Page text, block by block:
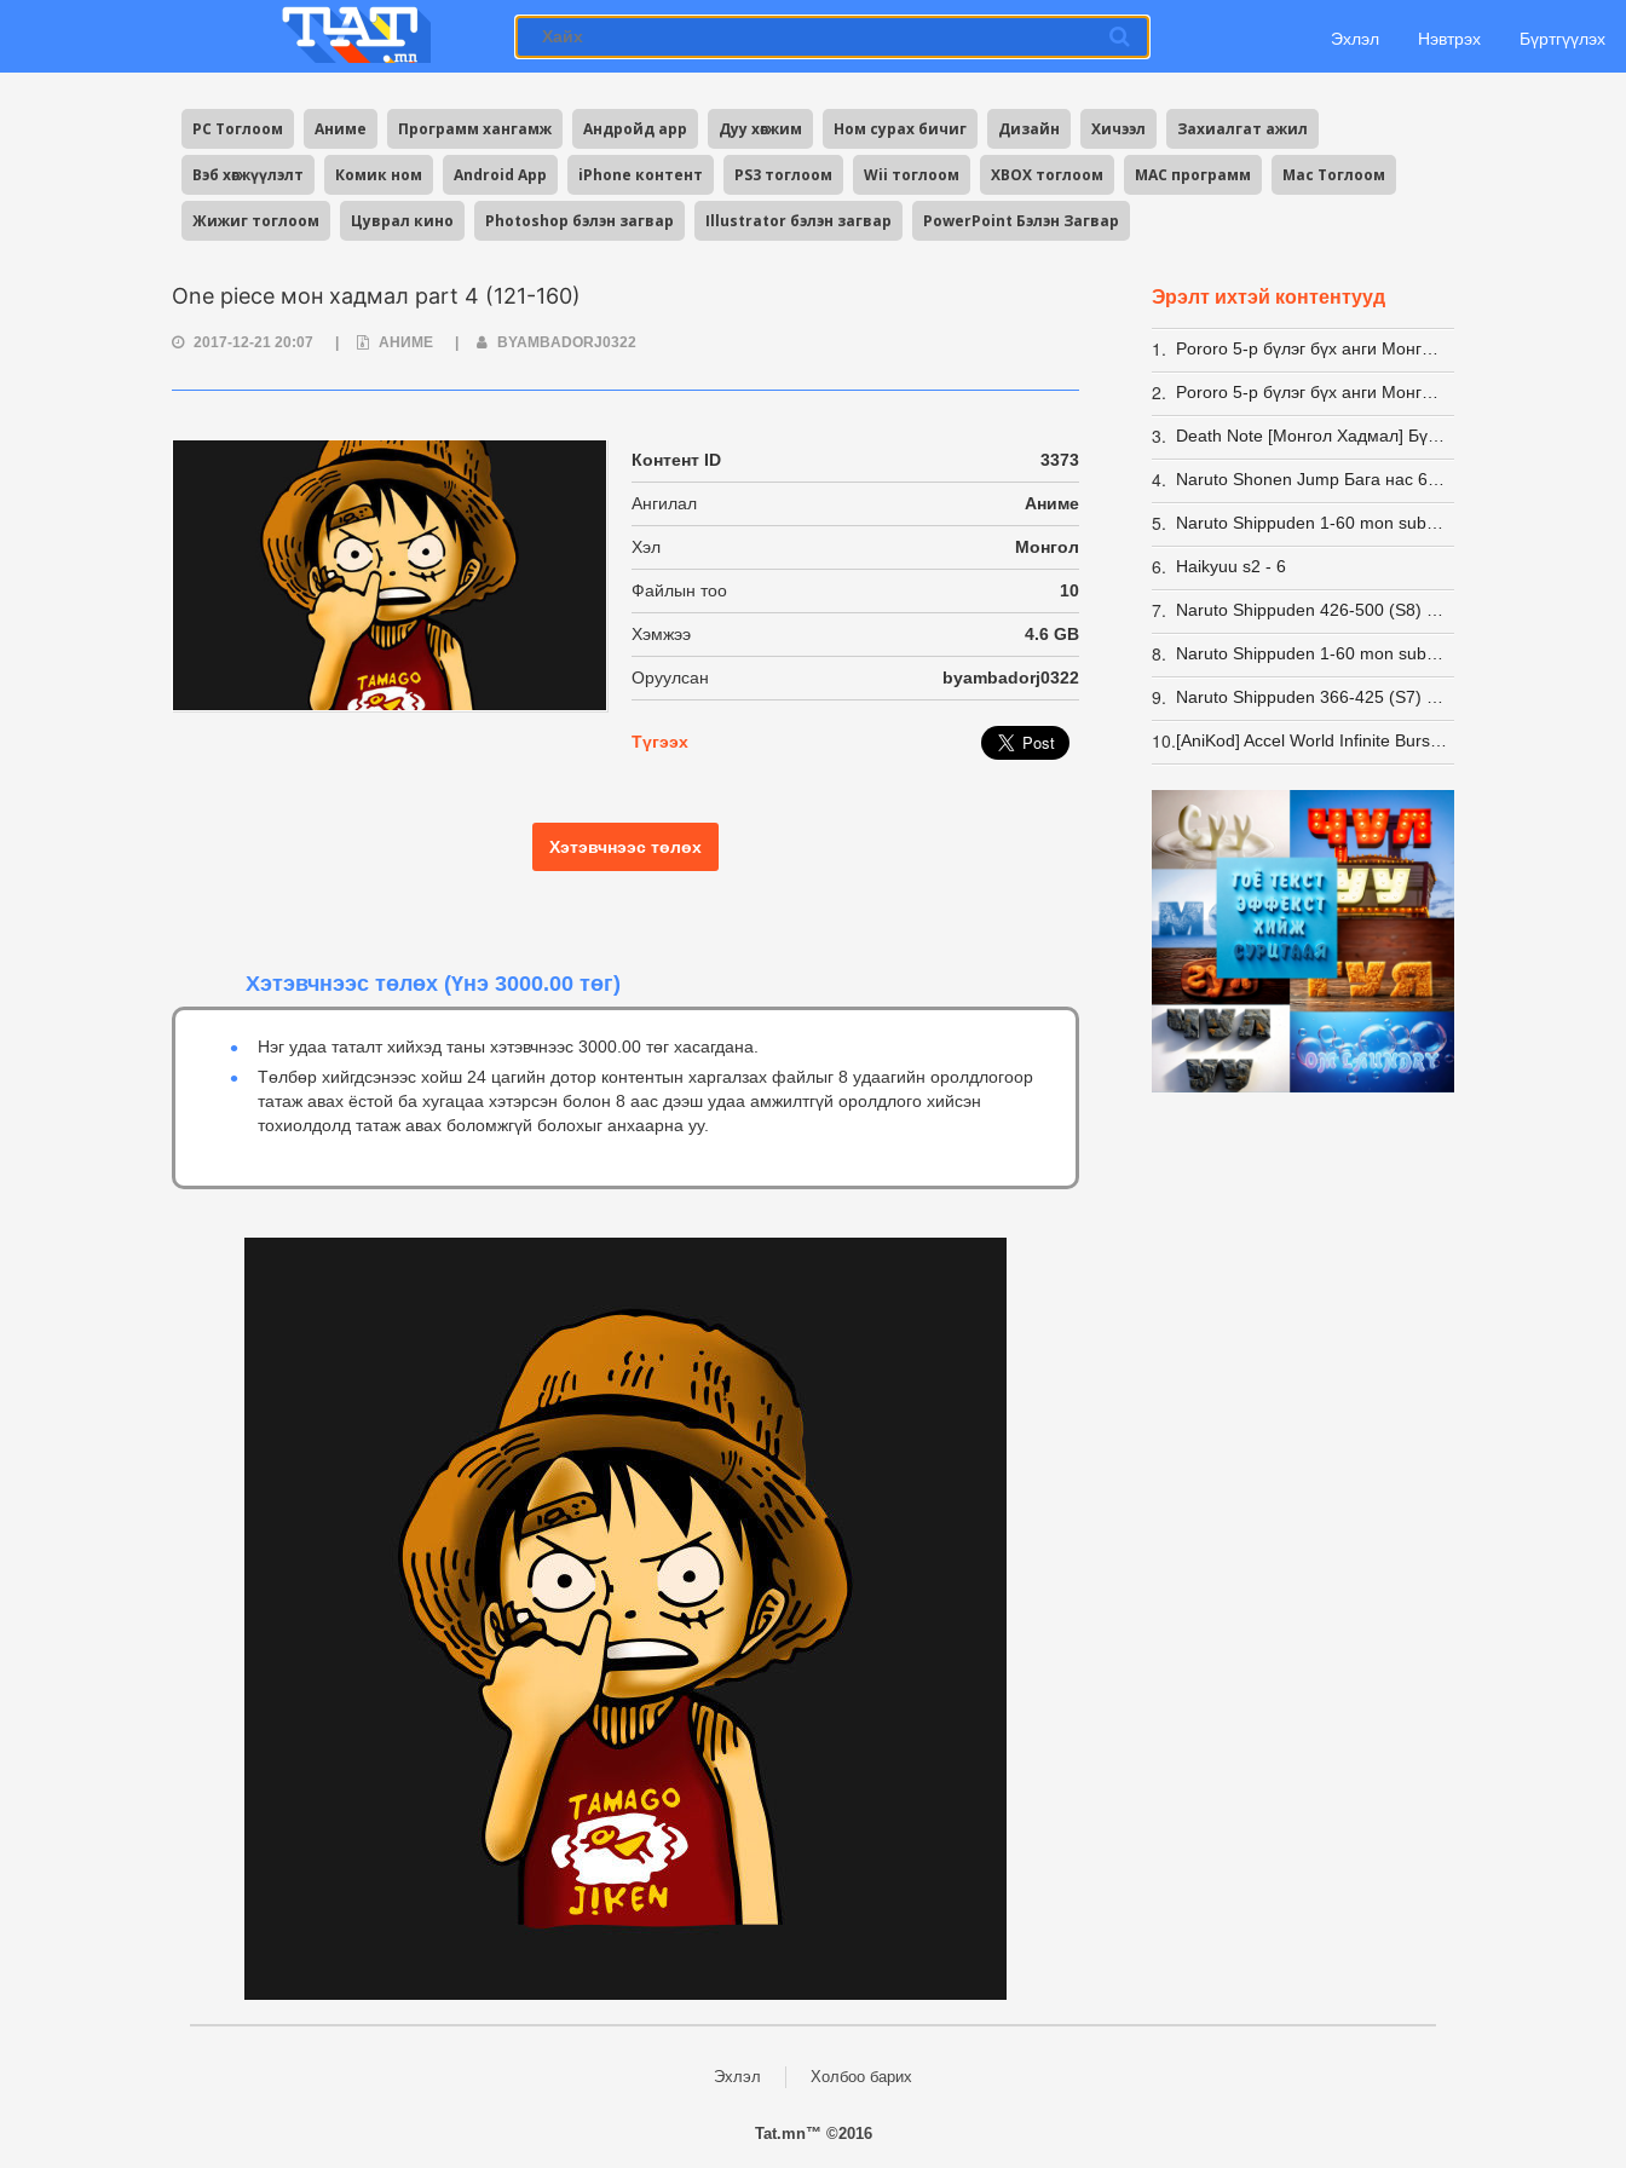
Эхлэл Нэвтрэх Бүртгүүлэх
PC Тоглоом Аниме Программ хангамж Андройд app Дуу хөгжим Ном сурах бичиг Дизайн Хичээл Захиалгат ажил
Вэб хөгжүүлэлт Комик ном Android App iPhone контент PS3 тоглоом Wii тоглоом XBOX тоглоом MAC программ Mac Тоглоом
Жижиг тоглоом Цуврал кино Photoshop бэлэн загвар Illustrator бэлэн загвар PowerPoint Бэлэн Загвар
One piece мон хадмал part 4 (121-160)
2017-12-21 20:07 АНИМЕ BYAMBADORJ0322
Контент ID 3373
Ангилал Аниме
Хэл Монгол
Файлын тоо 10
Хэмжээ 4.6 GB
Оруулсан byambadorj0322
Түгээх
Хэтэвчнээс төлөх
Хэтэвчнээс төлөх (Үнэ 3000.00 төг)
Нэг удаа таталт хийхэд таны хэтэвчнээс 3000.00 төг хасагдана.
Төлбөр хийгдсэнээс хойш 24 цагийн дотор контентын харгалзах файлыг 8 удаагийн оролдлогоор
татаж авах ёстой ба хугацаа хэтэрсэн болон 8 аас дээш удаа амжилтгүй оролдлого хийсэн
тохиолдолд татаж авах боломжгүй болохыг анхаарна уу.
Эрэлт ихтэй контентууд
1.
2.
3.
4.
5.
6. Haikyuu s2 - 6
7.
8.
9.
10.
Эхлэл Холбоо барих
Tat.mn™ ©2016